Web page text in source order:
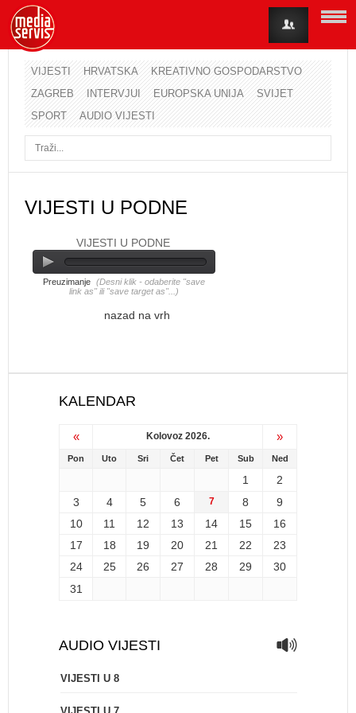
VIJESTI HRVATSKA
KREATIVNO GOSPODARSTVO
ZAGREB
INTERVJUI EUROPSKA UNIJA
SVIJET
SPORT
AUDIO VIJESTI
VIJESTI U PODNE
VIJESTI U PODNE
Preuzimanje (Desni klik - odaberite "save
link as" ili "save target as"...)
nazad na vrh
KALENDAR
« Kolovoz 2026. »
Pon Uto Sri Čet Pet Sub Ned
1
2
3
4 5 6 7 8
9
10
11 12 13 14 15
16
17
18 19 20 21 22
23
24
25 26 27 28 29
30
31
AUDIO VIJESTI
VIJESTI U 8
Korisničko ime
Lozinka
Zaboravili ste lozinku?